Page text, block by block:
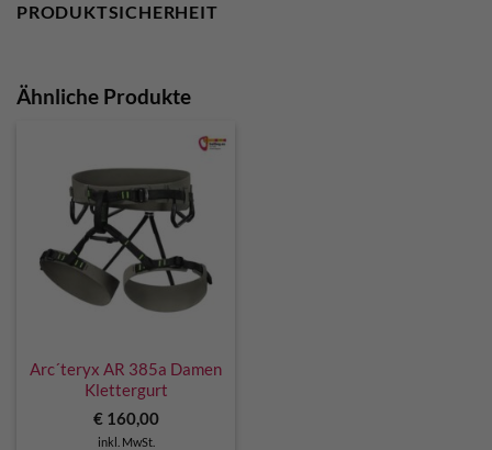
PRODUKTSICHERHEIT
Ähnliche Produkte
Arc´teryx AR 385a Damen
Klettergurt
€160,00
inkl. MwSt.